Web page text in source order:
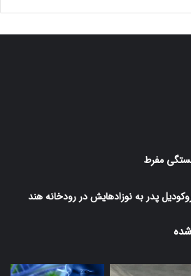
مفرط
پدر به نوزادهایش در رودخانه هند